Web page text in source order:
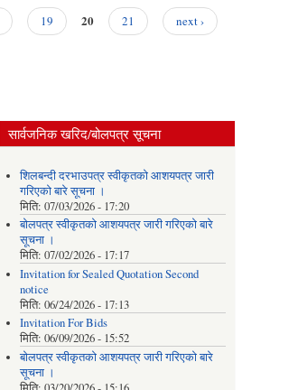
19 20 21
next ›
सार्वजनिक खरिद/बोलपत्र सूचना
शिलबन्दी दरभाउपत्र स्वीकृतको आशयपत्र जारी
गरिएको बारे सूचना ।
मिति: 07/03/2026 - 17:20
बोलपत्र स्वीकृतको आशयपत्र जारी गरिएको बारे
सूचना ।
मिति: 07/02/2026 - 17:17
Invitation for Sealed Quotation Second
notice
मिति: 06/24/2026 - 17:13
Invitation For Bids
मिति: 06/09/2026 - 15:52
बोलपत्र स्वीकृतको आशयपत्र जारी गरिएको बारे
सूचना ।